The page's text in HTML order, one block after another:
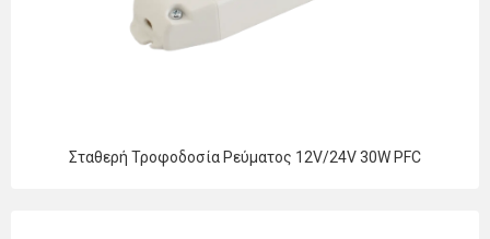
Σταθερή Τροφοδοσία Ρεύματος 12V/24V 30W PFC